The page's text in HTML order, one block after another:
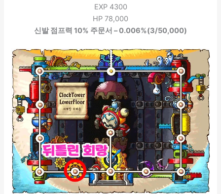
EXP 4300
HP 78,000
신발 점프력 10% 주문서 – 0.006%(3/50,000)